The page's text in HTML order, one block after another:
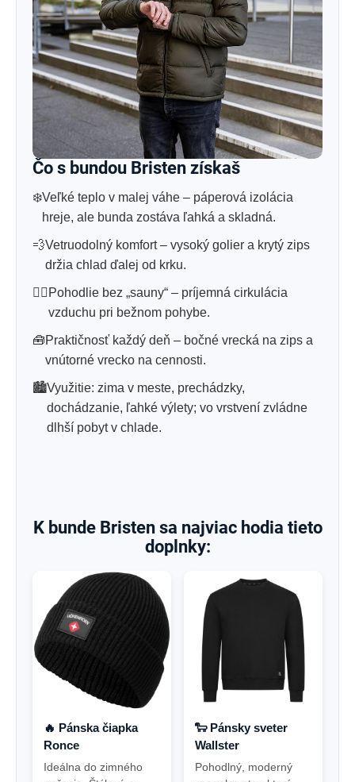
Čo s bundou Bristen získaš
❄️Veľké teplo v malej váhe – páperová izolácia
hreje, ale bunda zostáva ľahká a skladná.
💨Vetruodolný komfort – vysoký golier a krytý zips
držia chlad ďalej od krku.
😮‍💨 Pohodlie bez „sauny“ – príjemná cirkulácia
vzduchu pri bežnom pohybe.
🧰Praktičnosť každý deň – bočné vrecká na zips a
vnútorné vrecko na cennosti.
🏙️Využitie: zima v meste, prechádzky,
dochádzanie, ľahké výlety; vo vrstvení zvládne
dlhší pobyt v chlade.
K bunde Bristen sa najviac hodia tieto
doplnky:
🔥 Pánska čiapka
Ronce
Ideálna do zimného
🐑 Pánsky sveter
Wallster
Pohodlný, moderný